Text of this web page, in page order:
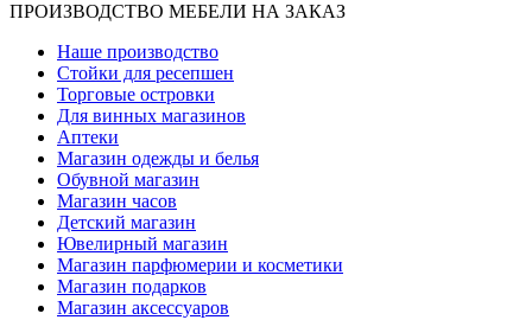
ПРОИЗВОДСТВО МЕБЕЛИ НА ЗАКАЗ
Наше производство
Стойки для ресепшен
Торговые островки
Для винных магазинов
Аптеки
Магазин одежды и белья
Обувной магазин
Магазин часов
Детский магазин
Ювелирный магазин
Магазин парфюмерии и косметики
Магазин подарков
Магазин аксессуаров